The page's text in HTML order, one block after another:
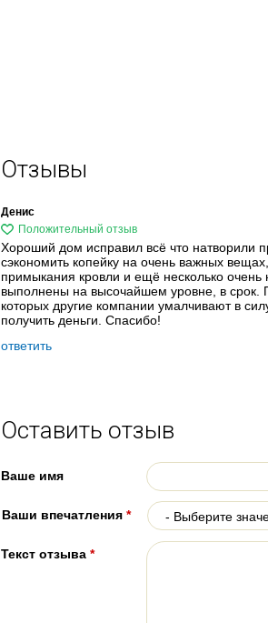
Отзывы
Денис
Хороший дом исправил всё что натворили
сэкономить копейку на очень важных
примыкания кровли и ещё несколько
выполнены на высочайшем уровне, в
которых другие компании умалчивают в
получить деньги. Спасибо!
ответить
Оставить отзыв
Ваше имя
Ваши впечатления *
Текст отзыва *